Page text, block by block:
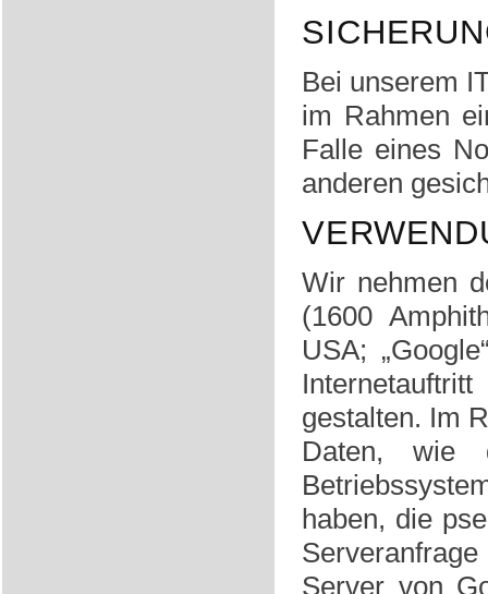
Bei unserem
im Rahmen
Falle eines
anderen
Wir nehmen
(1600
USA;
gestalten. Im
Daten, wie
haben, die
Server von